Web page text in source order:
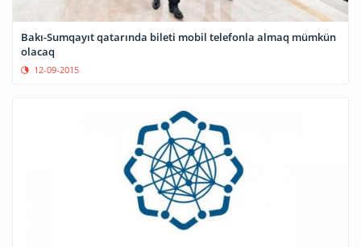
Bakı-Sumqayıt qatarında bileti mobil telefonla almaq mümkün
olacaq
12-09-2015